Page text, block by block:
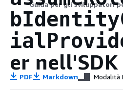
Guida per gli sviluppatori
er
PDF Markdown Modalità